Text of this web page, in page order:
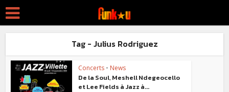
Tag - Julius Rodriguez
Concerts • News
De la Soul, Meshell Ndegeocello
et Lee Fields à Jazz à...